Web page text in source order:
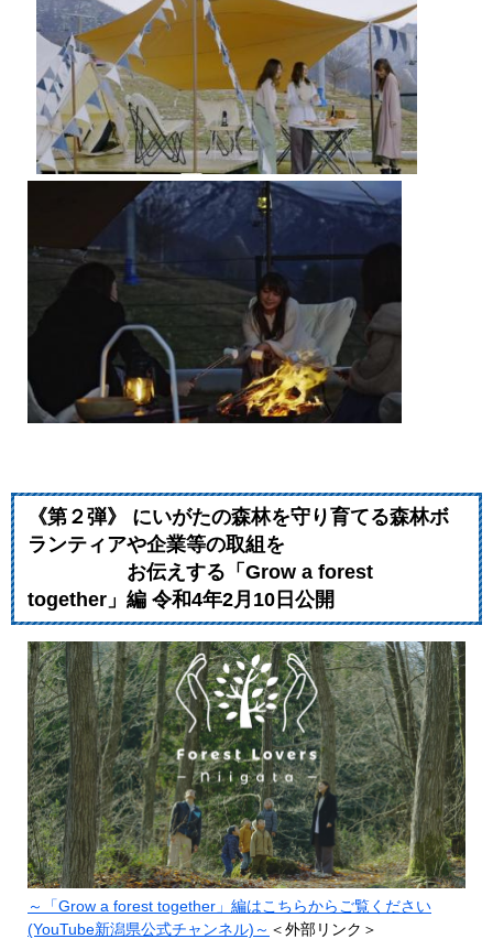
《第２弾》 にいがたの森林を守り育てる森林ボ
ランティアや企業等の取組を
お伝えする「Grow a forest
together」編 令和4年2月10日公開
～「Grow a forest together」編はこちらからご覧ください
(YouTube新潟県公式チャンネル)～ ＜外部リンク＞